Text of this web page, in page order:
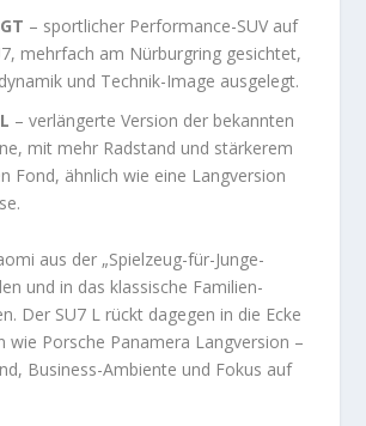
– sportlicher Performance-SUV auf
mehrfach am Nürburgring gesichtet,
und Technik-Image ausgelegt.
– verlängerte Version der bekannten
mit mehr Radstand und stärkerem
Fond, ähnlich wie eine Langversion
aus der „Spielzeug-für-Junge-
und in das klassische Familien-
Der SU7 L rückt dagegen in die Ecke
wie Porsche Panamera Langversion –
Business-Ambiente und Fokus auf